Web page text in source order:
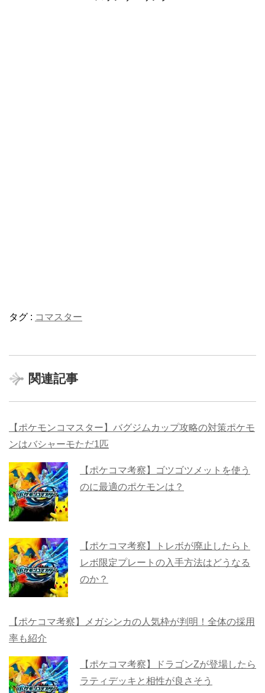
タグ : コマスター
関連記事
【ポケモンコマスター】バグジムカップ攻略の対策ポケモ
ンはバシャーモただ1匹
【ポケコマ考察】ゴツゴツメットを使う
のに最適のポケモンは？
【ポケコマ考察】トレボが廃止したらト
レボ限定プレートの入手方法はどうなる
のか？
【ポケコマ考察】メガシンカの人気枠が判明！全体の採用
率も紹介
【ポケコマ考察】ドラゴンZが登場したら
ラティデッキと相性が良さそう